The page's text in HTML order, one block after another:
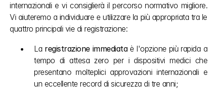
internazionali e vi consiglierà il percorso normativo migliore.
Vi aiuteremo a individuare e utilizzare la più appropriata tra le
quattro principali vie di registrazione:
La registrazione immediata è l'opzione più rapida a
tempo di attesa zero per i dispositivi medici che
presentano molteplici approvazioni internazionali e
un eccellente record di sicurezza di tre anni;